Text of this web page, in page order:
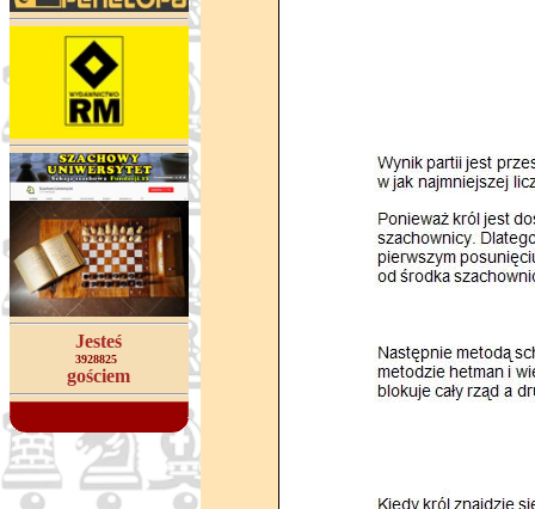
Jesteś
3928825
gościem